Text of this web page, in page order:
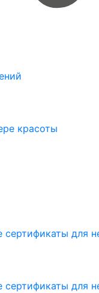
красоты
для
сертификаты для